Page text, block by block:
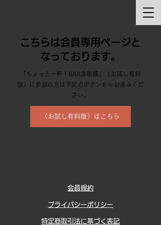
こちらは会員専用ページと
なっております。
「ちょっと一杯！BAR赤眼鏡」（お試し有料
版）に参加の方は下記のボタンからお進みくだ
さい。
（お試し有料版）はこちら
会員規約
プライバシーポリシー
特定商取引法に基づく表記